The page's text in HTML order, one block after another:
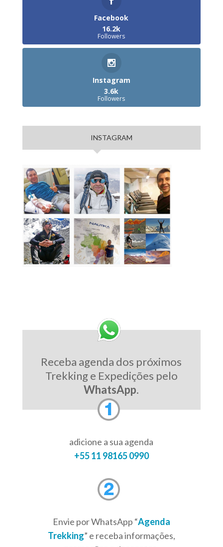
Facebook
16.2k
Followers
Instagram
3.6k
Followers
INSTAGRAM
Receba agenda dos próximos
Trekking e Expedições pelo
WhatsApp.
adicione a sua agenda
+55 11 98165 0990
Envie por WhatsApp “Agenda
Trekking” e receba informações,